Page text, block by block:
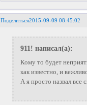
Поделиться2015-09-09 08:45:02
911! написал(а):
Кому то будет
как известно, и
А я просто назвал все